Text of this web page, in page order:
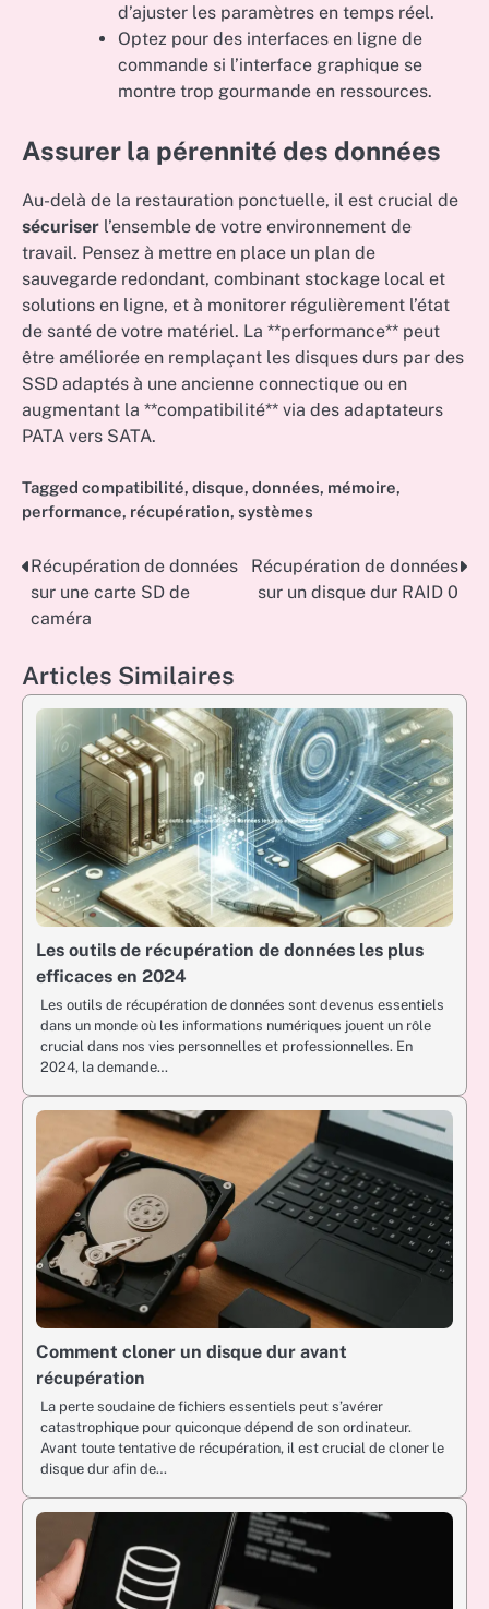
d’ajuster les paramètres en temps réel.
Optez pour des interfaces en ligne de
commande si l’interface graphique se
montre trop gourmande en ressources.
Assurer la pérennité des données
Au-delà de la restauration ponctuelle, il est crucial de
sécuriser l’ensemble de votre environnement de
travail. Pensez à mettre en place un plan de
sauvegarde redondant, combinant stockage local et
solutions en ligne, et à monitorer régulièrement l’état
de santé de votre matériel. La **performance** peut
être améliorée en remplaçant les disques durs par des
SSD adaptés à une ancienne connectique ou en
augmentant la **compatibilité** via des adaptateurs
PATA vers SATA.
Tagged compatibilité, disque, données, mémoire,
performance, récupération, systèmes
Post
navigation
Récupération de données
sur une carte SD de
caméra
Récupération de données
sur un disque dur RAID 0
Articles Similaires
Les outils de récupération de données les plus
efficaces en 2024
Les outils de récupération de données sont devenus essentiels
dans un monde où les informations numériques jouent un rôle
crucial dans nos vies personnelles et professionnelles. En
2024, la demande…
Comment cloner un disque dur avant
récupération
La perte soudaine de fichiers essentiels peut s’avérer
catastrophique pour quiconque dépend de son ordinateur.
Avant toute tentative de récupération, il est crucial de cloner le
disque dur afin de…